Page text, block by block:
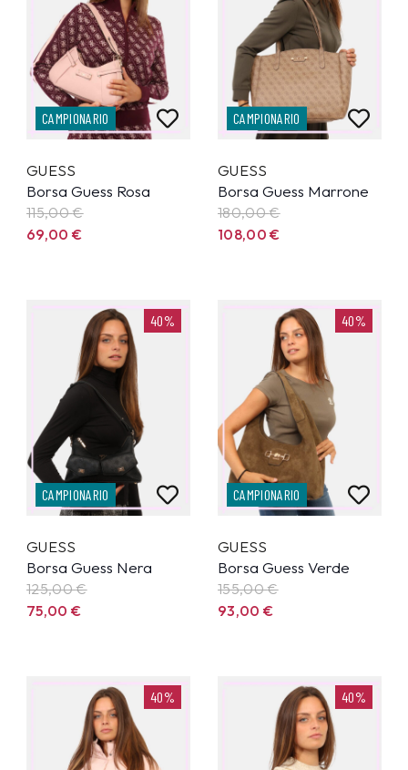
CAMPIONARIO
GUESS
Borsa Guess Rosa
115,00€
69,00€
CAMPIONARIO
GUESS
Borsa Guess Marrone
180,00€
108,00€
40%
CAMPIONARIO
GUESS
Borsa Guess Nera
125,00€
75,00€
40%
CAMPIONARIO
GUESS
Borsa Guess Verde
155,00€
93,00€
40% 40%